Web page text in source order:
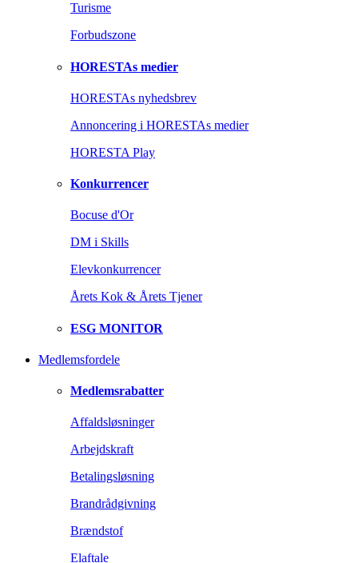
Turisme
Forbudszone
HORESTAs medier
HORESTAs nyhedsbrev
Annoncering i HORESTAs medier
HORESTA Play
Konkurrencer
Bocuse d'Or
DM i Skills
Elevkonkurrencer
Årets Kok & Årets Tjener
ESG MONITOR
Medlemsfordele
Medlemsrabatter
Affaldsløsninger
Arbejdskraft
Betalingsløsning
Brandrådgivning
Brændstof
Elaftale